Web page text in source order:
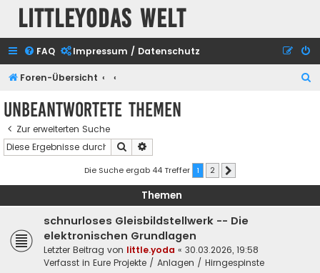
Littleyodas Welt
FAQ Impressum / Datenschutz
Foren-Übersicht
Unbeantwortete Themen
Zur erweiterten Suche
Suche
Die Suche ergab 44 Treffer 1 2
Themen
schnurloses Gleisbildstellwerk -- Die
elektronischen Grundlagen
Letzter Beitrag von little.yoda « 30.03.2026, 19:58
Verfasst in Eure Projekte / Anlagen / Hirngespinste